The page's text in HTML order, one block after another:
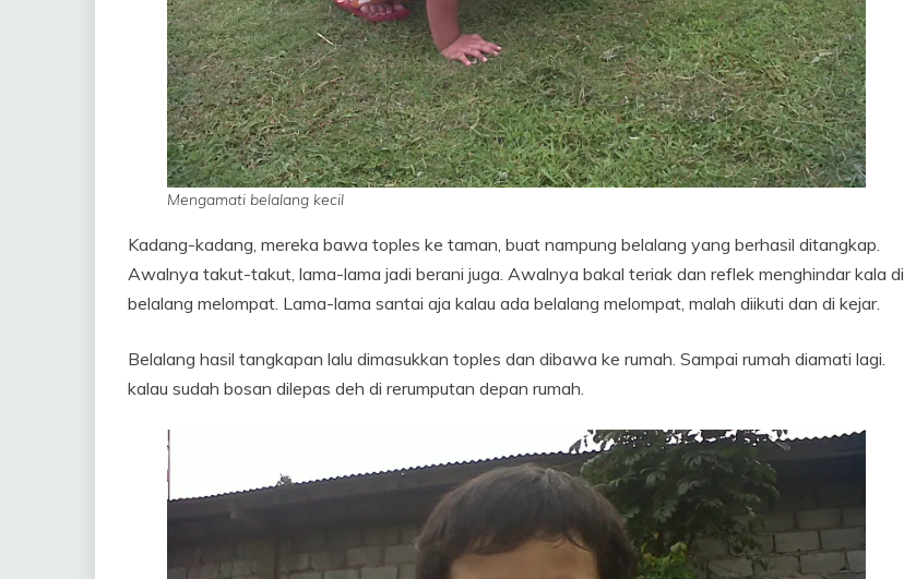
Mengamati belalang kecil
Kadang-kadang, mereka bawa toples ke taman, buat nampung belalang yang berhasil ditangkap.
Awalnya takut-takut, lama-lama jadi berani juga. Awalnya bakal teriak dan reflek menghindar kala di
belalang melompat. Lama-lama santai aja kalau ada belalang melompat, malah diikuti dan di kejar.
Belalang hasil tangkapan lalu dimasukkan toples dan dibawa ke rumah. Sampai rumah diamati lagi.
kalau sudah bosan dilepas deh di rerumputan depan rumah.